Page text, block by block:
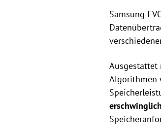
Samsung
Ausgestattet
Algorithmen